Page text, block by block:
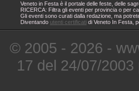
Veneto in Festa è il portale delle feste, delle
RICERCA: Filtra gli eventi per provincia o per
Gli eventi sono curati dalla redazione, ma
Diventando utenti certificati di Veneto In Festa,
© 2005 - 2026 -
17 del 24/07/